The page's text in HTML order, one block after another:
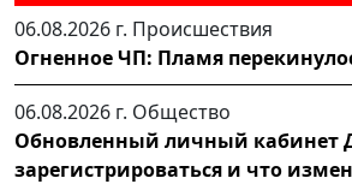
06.08.2026 г. Происшествия
Огненное ЧП: Пламя
06.08.2026 г. Общество
Обновленный личный кабинет
зарегистрироваться и что